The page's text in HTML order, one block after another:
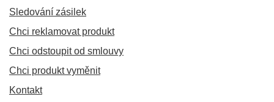
Sledování zásilek
Chci reklamovat produkt
Chci odstoupit od smlouvy
Chci produkt vyměnit
Kontakt